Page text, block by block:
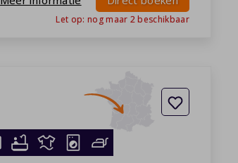
Let op: nog maar 2beschikbaar